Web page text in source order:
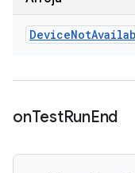
DeviceNot
onTestRunEnd